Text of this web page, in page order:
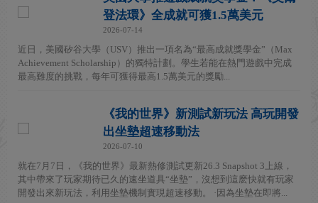
登法環》全成就可獲1.5萬美元
2026-07-14
近日，美國矽谷大學（USV）推出一項名為“最高成就獎學金”（Max
Achievement Scholarship）的獨特計劃。學生若能在熱門遊戲中完成
最高難度的挑戰，每年可獲得最高1.5萬美元的獎勵...
《我的世界》新測試新玩法 高玩開發
出坐墊超速移動法
2026-07-10
就在7月7日，《我的世界》最新熱修測試更新26.3 Snapshot 3上線，
其中帶來了玩家期待已久的速坐道具“坐墊”，沒想到這麽快就有玩家
開發出來新玩法，利用坐墊機制實現超速移動。 ·因為坐墊在即將...